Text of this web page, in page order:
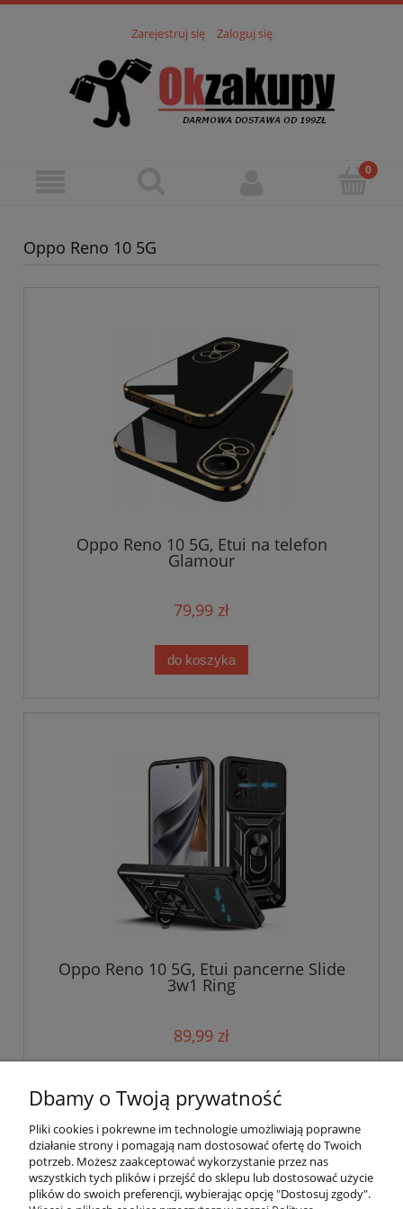
Zarejestruj się Zaloguj się
Oppo Reno 10 5G
Oppo Reno 10 5G, Etui na telefon
Glamour
79,99 zł
do koszyka
Oppo Reno 10 5G, Etui pancerne Slide
3w1 Ring
89,99 zł
Pomoc
Dbamy o Twoją prywatność
Pliki cookies i pokrewne im technologie umożliwiają poprawne
działanie strony i pomagają nam dostosować ofertę do Twoich
potrzeb. Możesz zaakceptować wykorzystanie przez nas
wszystkich tych plików i przejść do sklepu lub dostosować użycie
plików do swoich preferencji, wybierając opcję "Dostosuj zgody".